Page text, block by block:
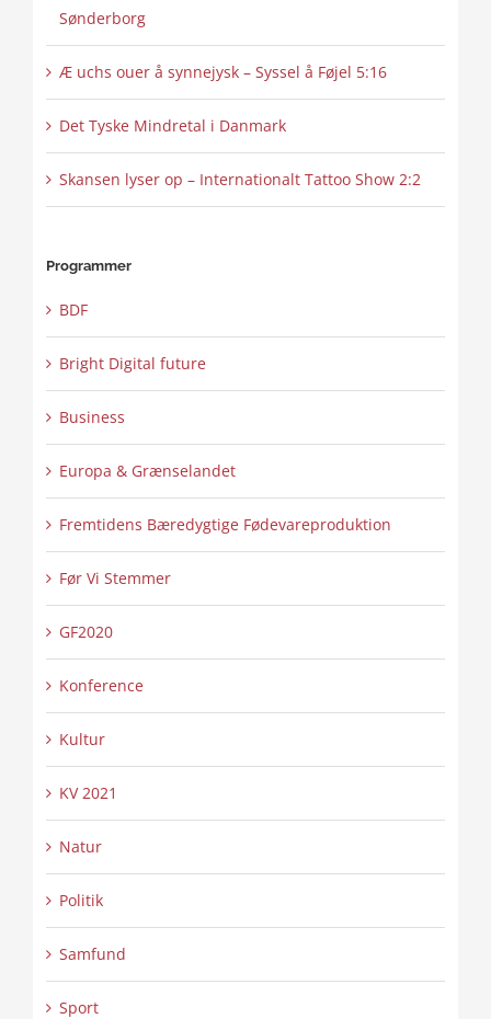
Sønderborg
Æ uchs ouer å synnejysk – Syssel å Føjel 5:16
Det Tyske Mindretal i Danmark
Skansen lyser op – Internationalt Tattoo Show 2:2
Programmer
BDF
Bright Digital future
Business
Europa & Grænselandet
Fremtidens Bæredygtige Fødevareproduktion
Før Vi Stemmer
GF2020
Konference
Kultur
KV 2021
Natur
Politik
Samfund
Sport